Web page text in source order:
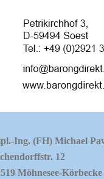
Ing. (FH) Michael
12
Möhnesee-Körbecke